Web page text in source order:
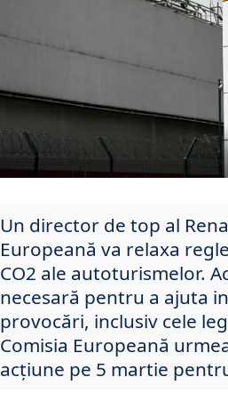
Un director de top al
Europeană va relaxa
CO2 ale autoturismelor.
necesară pentru a ajuta
provocări, inclusiv cele
Comisia Europeană
acțiune pe 5 martie